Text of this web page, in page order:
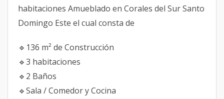
habitaciones Amueblado en Corales del Sur Santo
Domingo Este el cual consta de
🔹️136 m² de Construcción
🔹️3 habitaciones
🔹️2 Baños
🔹️Sala / Comedor y Cocina